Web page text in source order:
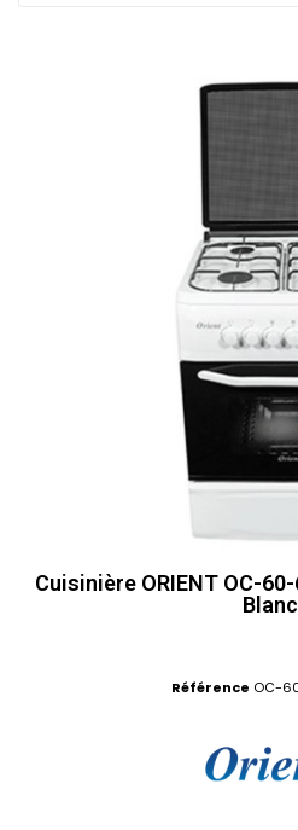
Cuisinière ORIENT OC-
Blanc
Référence OC-